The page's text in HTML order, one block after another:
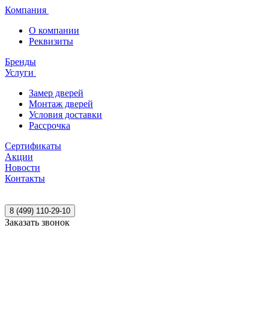
Компания
О компании
Реквизиты
Бренды
Услуги
Замер дверей
Монтаж дверей
Условия доставки
Рассрочка
Сертификаты
Акции
Новости
Контакты
8 (499) 110-29-10
Заказать звонок